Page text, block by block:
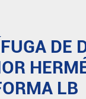
DE
LB